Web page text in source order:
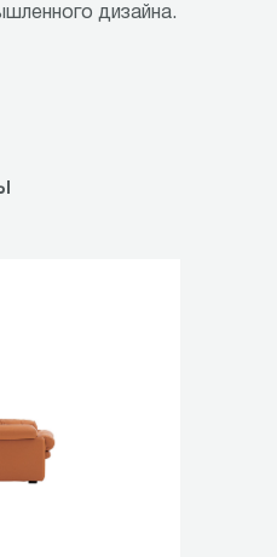
дизайна.